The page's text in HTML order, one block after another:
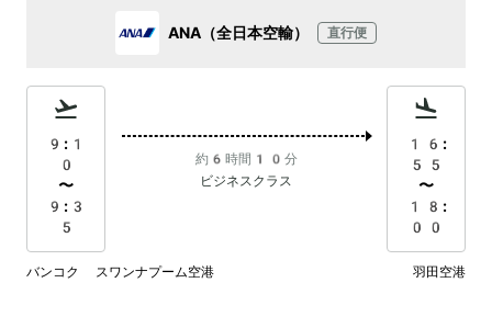
ANA（全日本空輸） 直行便
9:1
0
〜
9:3
5
約6時間10分
ビジネスクラス
16:
55
〜
18:
00
バンコク スワンナプーム空港 羽田空港